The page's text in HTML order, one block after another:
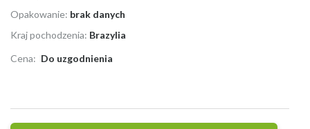
Opakowanie: brak danych
Kraj pochodzenia: Brazylia
Cena: Do uzgodnienia